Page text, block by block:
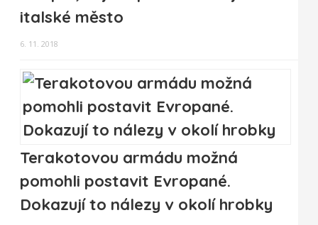
italské město
6. 11. 2018
Terakotovou armádu možná
pomohli postavit Evropané.
Dokazují to nálezy v okolí hrobky